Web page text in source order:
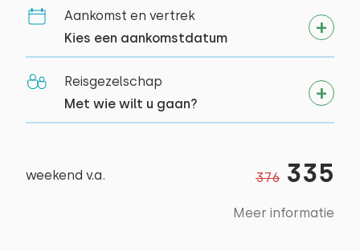
Aankomst en vertrek
Kies een aankomstdatum
Reisgezelschap
Met wie wilt u gaan?
weekend v.a. 376 335
Meer informatie
Wandelen
Fietsen
Zwemmen